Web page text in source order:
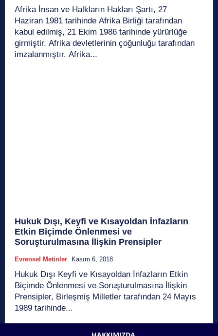
Afrika İnsan ve Halkların Hakları Şartı, 27
Haziran 1981 tarihinde Afrika Birliği tarafından
kabul edilmiş, 21 Ekim 1986 tarihinde yürürlüğe
girmiştir. Afrika devletlerinin çoğunluğu tarafından
imzalanmıştır. Afrika...
Hukuk Dışı, Keyfi ve Kısayoldan İnfazların
Etkin Biçimde Önlenmesi ve
Soruşturulmasına İlişkin Prensipler
Evrensel Metinler Kasım 6, 2018
Hukuk Dışı Keyfi ve Kısayoldan İnfazların Etkin
Biçimde Önlenmesi ve Soruşturulmasına İlişkin
Prensipler, Birleşmiş Milletler tarafından 24 Mayıs
1989 tarihinde...